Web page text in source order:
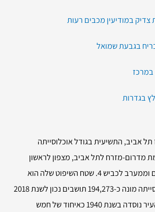
צדיק במודיעין מכבים רעות
בגבעת שמואל
במרכז
בגדרות
תל אביב, התשיעית בגודל אוכלוסייתה
מדרום-מזרח לתל אביב, מצפון לראשון
לציון, ממזרח לבת ים וממערב לכביש 4. שטח השיפוט שלה הוא
19,200 דונם ואוכלוסייתה מונה כ-194,273 תושבים נכון לשנת 2018
. העיר נוסדה בשנת 1940 כאיחוד של חמש